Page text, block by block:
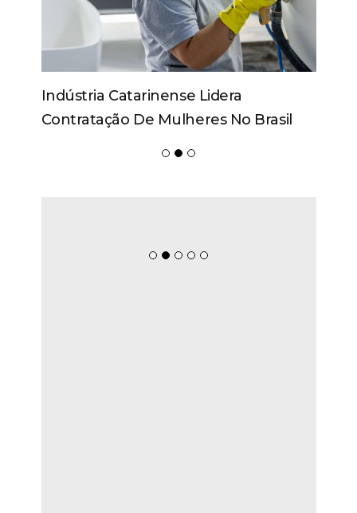
Indústria Catarinense Lidera
Contratação De Mulheres No Brasil